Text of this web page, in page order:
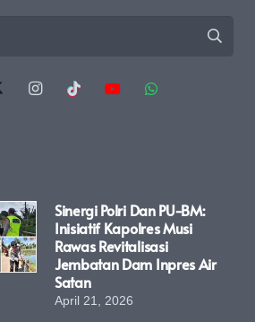
Sinergi Polri Dan PU-BM:
Inisiatif Kapolres Musi
Rawas Revitalisasi
Jembatan Dam Inpres Air
Satan
April 21, 2026